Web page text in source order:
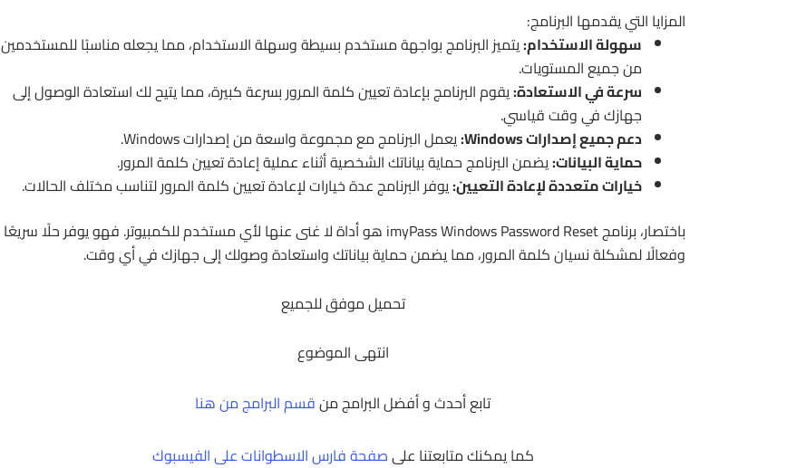
المزايا التي يقدمها البرنامج:
سهولة الاستخدام:يتميز البرنامج بواجهة مستخدم بسيطة وسهلة الاستخدام، مما يجعله مناسبًا للمستخدمين
من جميع المستويات.
سرعة في الاستعادة:يقوم البرنامج بإعادة تعيين كلمة المرور بسرعة كبيرة، مما يتيح لك استعادة الوصول إلى
جهازك في وقت قياسي.
دعم جميع إصدارات Windows:
يعمل البرنامج مع مجموعة واسعة من إصدارات Windows.
حماية البيانات:يضمن البرنامج حماية بياناتك الشخصية أثناء عملية إعادة تعيين كلمة المرور.
خيارات متعددة لإعادة التعيين:يوفر البرنامج عدة خيارات لإعادة تعيين كلمة المرور لتناسب مختلف الحالات.
باختصار، برنامج imyPass Windows Password Reset هو أداة لا غنى عنها لأي مستخدم للكمبيوتر. فهو يوفر حلًا سريعًا
وفعالًا لمشكلة نسيان كلمة المرور، مما يضمن حماية بياناتك واستعادة وصولك إلى جهازك في أي وقت.
تحميل موفق للجميع
انتهى الموضوع
تابع أحدث و أفضل البرامج منقسم البرامج من هنا
كما يمكنك متابعتنا علىصفحة فارس الاسطوانات على الفيسبوك